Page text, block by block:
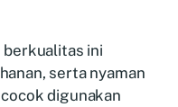
berkualitas ini
serta nyaman
digunakan